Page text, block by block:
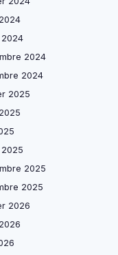
2024
2024
2024
2025
2025
2025
2026